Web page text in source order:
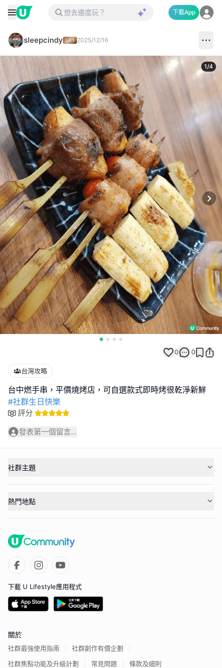
下載App
sleepcindy 2025/12/16
1/4
0 0
台灣攻略
#社群生日快樂
評分
發表第一個留言...
社群主題
熱門地點
下載 U Lifestyle應用程式
關於
社群最強使用指南
社群創作有價企劃
社群焦點功能及升級計劃
常見問題 條款及細則